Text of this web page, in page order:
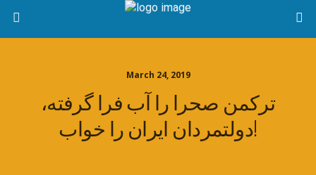
March 24, 2019
ترکمن صحرا را آب فرا گرفته،
دولتمردان ایران را خواب!